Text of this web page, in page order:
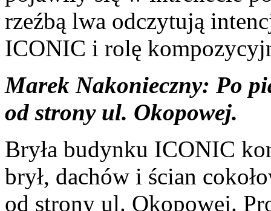
rzeźbą lwa odczytują
ICONIC i rolę
Marek Nakonieczny: Po
od strony ul. Okopowej.
Bryła budynku ICONIC
brył, dachów i ścian
od strony ul. Okopowej.